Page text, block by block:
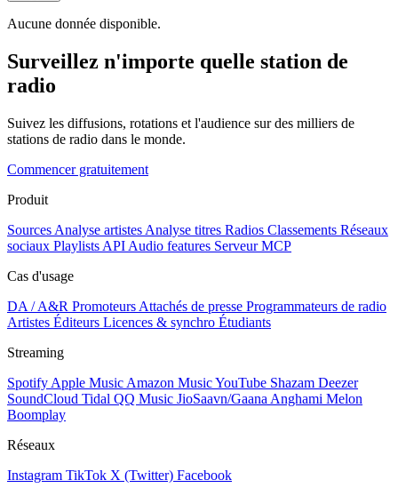
Aucune donnée disponible.
Surveillez n'importe quelle station de
radio
Suivez les diffusions, rotations et l'audience sur des milliers de
stations de radio dans le monde.
Commencer gratuitement
Produit
Sources Analyse artistes Analyse titres Radios Classements Réseaux
sociaux Playlists API Audio features Serveur MCP
Cas d'usage
DA / A&R Promoteurs Attachés de presse Programmateurs de radio
Artistes Éditeurs Licences & synchro Étudiants
Streaming
Spotify Apple Music Amazon MusicYouTube Shazam Deezer
SoundCloud Tidal QQ Music JioSaavn/Gaana Anghami Melon
Boomplay
Réseaux
Instagram TikTok X (Twitter) Facebook